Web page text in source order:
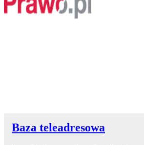
Baza teleadresowa